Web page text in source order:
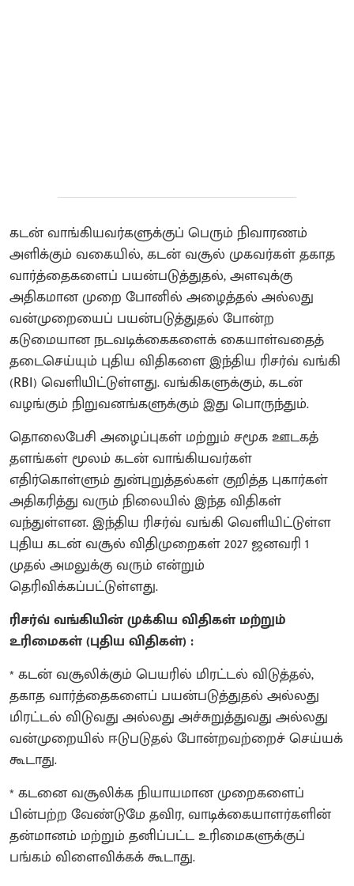
கடன் வாங்கியவர்களுக்குப் பெரும் நிவாரணம்
அளிக்கும் வகையில், கடன் வசூல் முகவர்கள் தகாத
வார்த்தைகளைப் பயன்படுத்துதல், அளவுக்கு
அதிகமான முறை போனில் அழைத்தல் அல்லது
வன்முறையைப் பயன்படுத்துதல் போன்ற
கடுமையான நடவடிக்கைகளைக் கையாள்வதைத்
தடைசெய்யும் புதிய விதிகளை இந்திய ரிசர்வ் வங்கி
(RBI) வெளியிட்டுள்ளது. வங்கிகளுக்கும், கடன்
வழங்கும் நிறுவனங்களுக்கும் இது பொருந்தும்.
தொலைபேசி அழைப்புகள் மற்றும் சமூக ஊடகத்
தளங்கள் மூலம் கடன் வாங்கியவர்கள்
எதிர்கொள்ளும் துன்புறுத்தல்கள் குறித்த புகார்கள்
அதிகரித்து வரும் நிலையில் இந்த விதிகள்
வந்துள்ளன. இந்திய ரிசர்வ் வங்கி வெளியிட்டுள்ள
புதிய கடன் வசூல் விதிமுறைகள் 2027 ஜனவரி 1
முதல் அமலுக்கு வரும் என்றும்
தெரிவிக்கப்பட்டுள்ளது.
ரிசர்வ் வங்கியின் முக்கிய விதிகள் மற்றும்
உரிமைகள் (புதிய விதிகள்) :
* கடன் வசூலிக்கும் பெயரில் மிரட்டல் விடுத்தல்,
தகாத வார்த்தைகளைப் பயன்படுத்துதல் அல்லது
மிரட்டல் விடுவது அல்லது அச்சுறுத்துவது அல்லது
வன்முறையில் ஈடுபடுதல் போன்றவற்றைச் செய்யக்
கூடாது.
* கடனை வசூலிக்க நியாயமான முறைகளைப்
பின்பற்ற வேண்டுமே தவிர, வாடிக்கையாளர்களின்
தன்மானம் மற்றும் தனிப்பட்ட உரிமைகளுக்குப்
பங்கம் விளைவிக்கக் கூடாது.